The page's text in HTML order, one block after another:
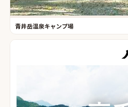
青井岳温泉キャンプ場